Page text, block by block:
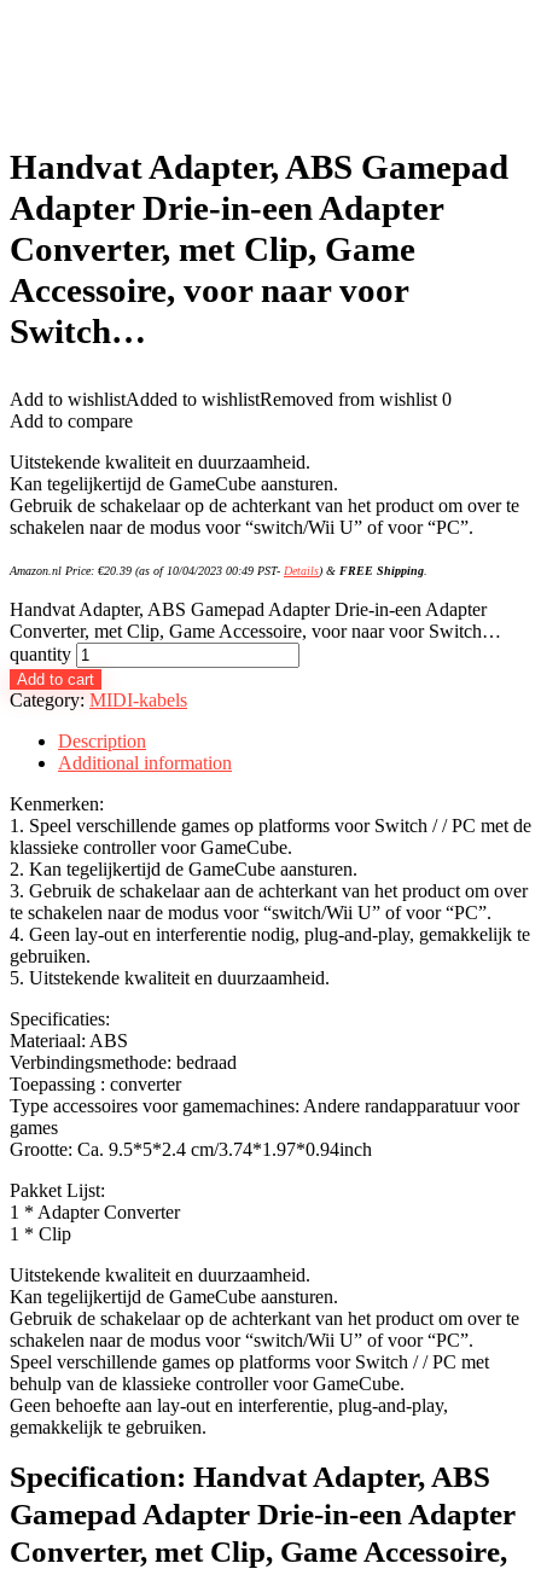
Handvat Adapter, ABS Gamepad
Adapter Drie-in-een Adapter
Converter, met Clip, Game
Accessoire, voor naar voor
Switch…
Add to wishlistAdded to wishlistRemoved from wishlist 0
Add to compare
Uitstekende kwaliteit en duurzaamheid.
Kan tegelijkertijd de GameCube aansturen.
Gebruik de schakelaar op de achterkant van het product om over te
schakelen naar de modus voor “switch/Wii U” of voor “PC”.
Amazon.nl Price: €20.39 (as of 10/04/2023 00:49 PST- Details) & FREE Shipping
Handvat Adapter, ABS Gamepad Adapter Drie-in-een Adapter
Converter, met Clip, Game Accessoire, voor naar voor Switch…
quantity
Add to cart
Category: MIDI-kabels
Description
Additional information
Kenmerken:
1. Speel verschillende games op platforms voor Switch / / PC met de
klassieke controller voor GameCube.
2. Kan tegelijkertijd de GameCube aansturen.
3. Gebruik de schakelaar aan de achterkant van het product om over
te schakelen naar de modus voor “switch/Wii U” of voor “PC”.
4. Geen lay-out en interferentie nodig, plug-and-play, gemakkelijk te
gebruiken.
5. Uitstekende kwaliteit en duurzaamheid.
Specificaties:
Materiaal: ABS
Verbindingsmethode: bedraad
Toepassing : converter
Type accessoires voor gamemachines: Andere randapparatuur voor
games
Grootte: Ca. 9.5*5*2.4 cm/3.74*1.97*0.94inch
Pakket Lijst:
1 * Adapter Converter
1 * Clip
Uitstekende kwaliteit en duurzaamheid.
Kan tegelijkertijd de GameCube aansturen.
Gebruik de schakelaar op de achterkant van het product om over te
schakelen naar de modus voor “switch/Wii U” of voor “PC”.
Speel verschillende games op platforms voor Switch / / PC met
behulp van de klassieke controller voor GameCube.
Geen behoefte aan lay-out en interferentie, plug-and-play,
gemakkelijk te gebruiken.
Specification: Handvat Adapter, ABS
Gamepad Adapter Drie-in-een Adapter
Converter, met Clip, Game Accessoire,